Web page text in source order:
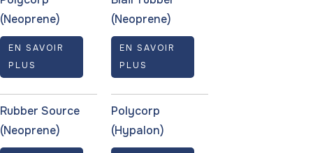
(Neoprene)
EN SAVOIR
PLUS
(Neoprene)
EN SAVOIR
PLUS
Rubber Source
(Neoprene)
Polycorp
(Hypalon)